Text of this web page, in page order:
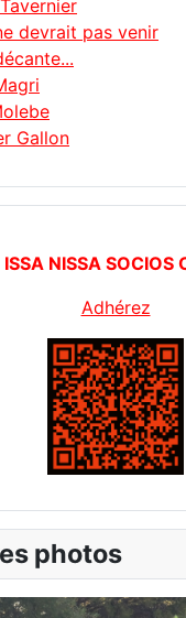
devrait pas venir
Gallon
ISSA NISSA SOCIOS
Adhérez
photos